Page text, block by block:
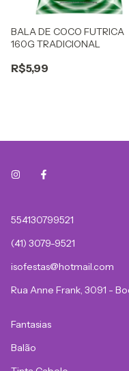
BALA DE COCO FUTRICA
160G TRADICIONAL
R$5,99
554130799521
(41) 3079-9521
isofestas@hotmail.com
Rua Anne Frank, 3091 -
Fantasias
Balão